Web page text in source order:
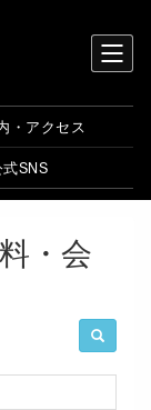
・アクセス
式SNS
・会